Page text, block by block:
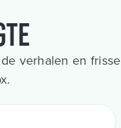
verhalen en frisse